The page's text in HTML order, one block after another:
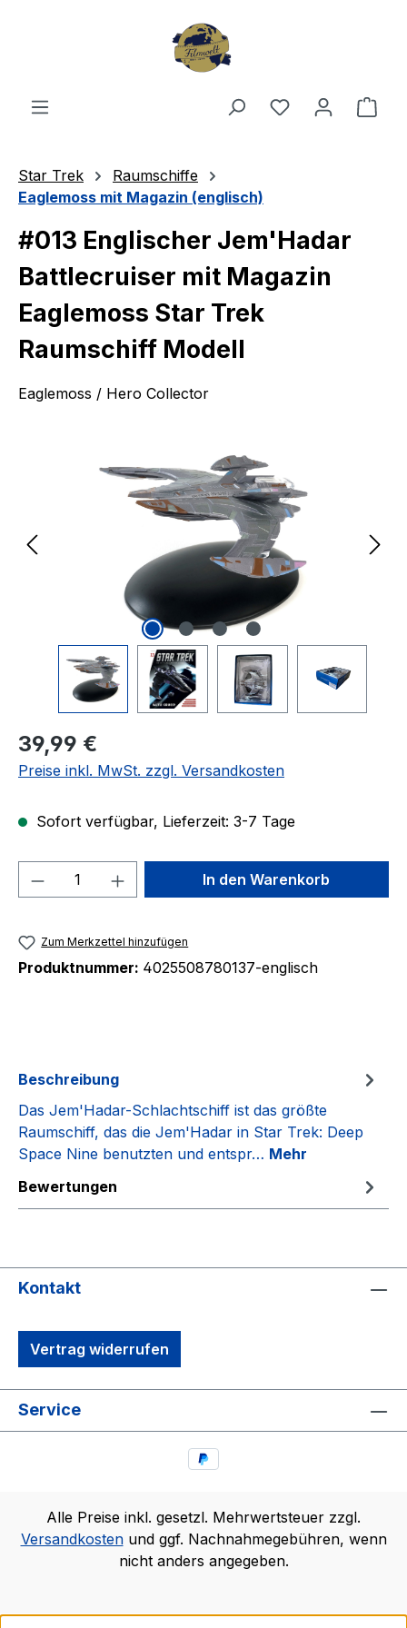
Du hast 0
Star Trek
Raumschiffe
Eaglemoss mit Magazin (englisch)
#013 Englischer Jem'Hadar
Battlecruiser mit Magazin
Eaglemoss Star Trek
Raumschiff Modell
Eaglemoss / Hero Collector
Regulärer Preis:
39,99 €
Preise inkl. MwSt. zzgl. Versandkosten
Sofort verfügbar, Lieferzeit: 3-7 Tage
Produkt Anzahl: Gib denIn den Warenkorb
Zum Merkzettel hinzufügen
Produktnummer: 4025508780137-englisch
Beschreibung
Das Jem'Hadar-Schlachtschiff ist das größte
Raumschiff, das die Jem'Hadar in Star Trek: Deep
Space Nine benutzten und entspr… Mehr
Bewertungen
Kontakt
Vertrag widerrufen
Service
Alle Preise inkl. gesetzl. Mehrwertsteuer zzgl.
Versandkostenund ggf. Nachnahmegebühren, wenn
nicht anders angegeben.